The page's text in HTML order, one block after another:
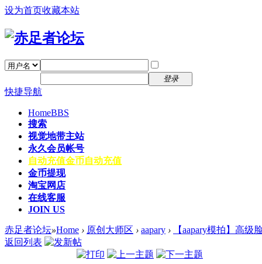
设为首页收藏本站
登录
快捷导航
HomeBBS
搜索
视觉地带主站
永久会员帐号
自动充值金币自动充值
金币提现
淘宝网店
在线客服
JOIN US
赤足者论坛»Home › 原创大师区 › aapary ›
【aapary模拍】高级
返回列表